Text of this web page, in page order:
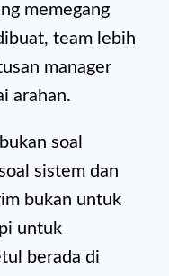
memegang
team lebih
manager
arahan.
bukan soal
sistem dan
bukan untuk
untuk
berada di